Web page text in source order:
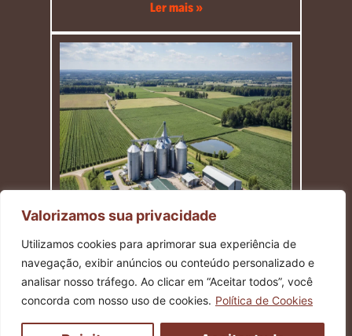
Valorizamos sua privacidade
Utilizamos cookies para aprimorar sua experiência de
navegação, exibir anúncios ou conteúdo personalizado e
analisar nosso tráfego. Ao clicar em “Aceitar todos”, você
concorda com nosso uso de cookies. Política de Cookies
Ler mais »